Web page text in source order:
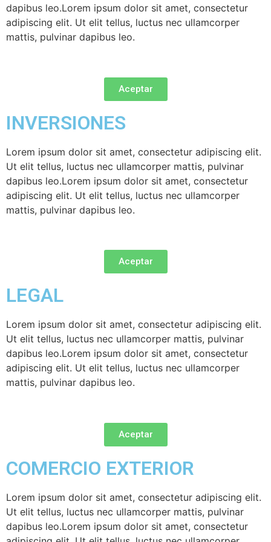
dapibus leo.Lorem ipsum dolor sit amet, consectetur
adipiscing elit. Ut elit tellus, luctus nec ullamcorper
mattis, pulvinar dapibus leo.
Aceptar
INVERSIONES
Lorem ipsum dolor sit amet, consectetur adipiscing elit.
Ut elit tellus, luctus nec ullamcorper mattis, pulvinar
dapibus leo.Lorem ipsum dolor sit amet, consectetur
adipiscing elit. Ut elit tellus, luctus nec ullamcorper
mattis, pulvinar dapibus leo.
Aceptar
LEGAL
Lorem ipsum dolor sit amet, consectetur adipiscing elit.
Ut elit tellus, luctus nec ullamcorper mattis, pulvinar
dapibus leo.Lorem ipsum dolor sit amet, consectetur
adipiscing elit. Ut elit tellus, luctus nec ullamcorper
mattis, pulvinar dapibus leo.
Aceptar
COMERCIO EXTERIOR
Lorem ipsum dolor sit amet, consectetur adipiscing elit.
Ut elit tellus, luctus nec ullamcorper mattis, pulvinar
dapibus leo.Lorem ipsum dolor sit amet, consectetur